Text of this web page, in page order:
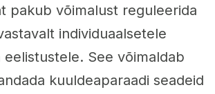
pakub võimalust reguleerida
individuaalsetele
eelistustele. See võimaldab
kuuldeaparaadi seadeid